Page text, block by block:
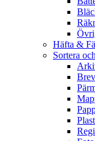
Häfta &
Sortera